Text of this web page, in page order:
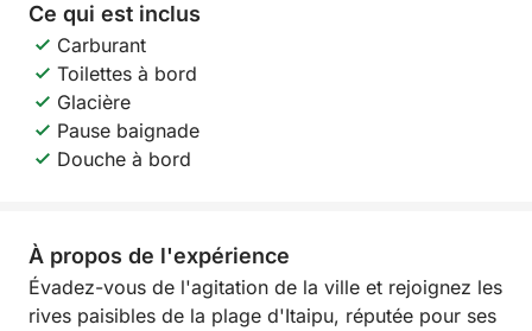
Ce qui est inclus
Carburant
Toilettes à bord
Glacière
Pause baignade
Douche à bord
À propos de l'expérience
Évadez-vous de l'agitation de la ville et rejoignez les
rives paisibles de la plage d'Itaipu, réputée pour ses